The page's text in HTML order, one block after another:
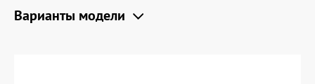
Варианты модели